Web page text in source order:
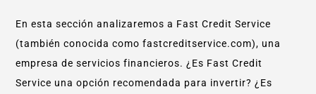
En esta sección analizaremos a Fast Credit Service
(también conocida como fastcreditservice.com), una
empresa de servicios financieros. ¿Es Fast Credit
Service una opción recomendada para invertir? ¿Es